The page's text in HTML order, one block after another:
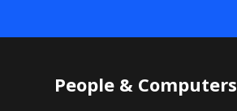
People & Computers